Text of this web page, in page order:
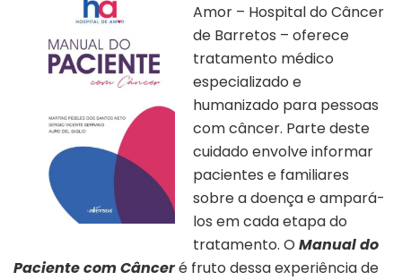
Amor – Hospital do Câncer
de Barretos – oferece
tratamento médico
especializado e
humanizado para pessoas
com câncer. Parte deste
cuidado envolve informar
pacientes e familiares
sobre a doença e ampará-
los em cada etapa do
tratamento. O Manual do
Paciente com Cânceré fruto dessa experiência de